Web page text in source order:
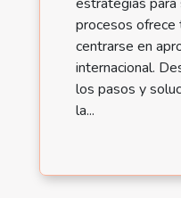
procesos ofrece
centrarse en
internacional.
los pasos y
la...